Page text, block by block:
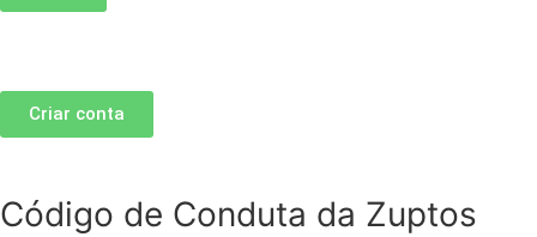
Criar conta
Código de Conduta da Zuptos